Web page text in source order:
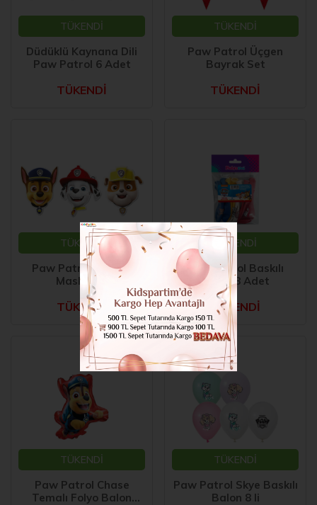
TÜKENDİ
Düdüklü Kaynana Dili
Paw Patrol 6 Adet
TÜKENDİ
TÜKENDİ
Paw Patrol Üçgen
Bayrak Set
TÜKENDİ
TÜKENDİ
Paw Patrol Karton
Maske 6 lı
TÜKENDİ
TÜKENDİ
Paw Patrol Baskılı
Balon 8 Adet
TÜKENDİ
TÜKENDİ
Paw Patrol Chase
Temalı Folyo Balon
TÜKENDİ
Paw Patrol Skye Baskılı
Balon 8 li